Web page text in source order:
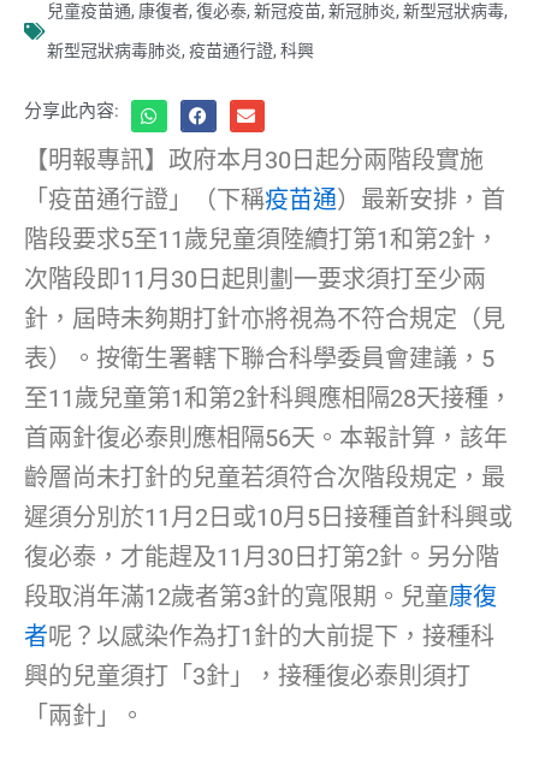
兒童疫苗通, 康復者, 復必泰, 新冠疫苗, 新冠肺炎, 新型冠狀病毒,
新型冠狀病毒肺炎, 疫苗通行證, 科興
分享此內容:
【明報專訊】政府本月30日起分兩階段實施
「疫苗通行證」（下稱疫苗通）最新安排，首
階段要求5至11歲兒童須陸續打第1和第2針，
次階段即11月30日起則劃一要求須打至少兩
針，屆時未夠期打針亦將視為不符合規定（見
表）。按衛生署轄下聯合科學委員會建議，5
至11歲兒童第1和第2針科興應相隔28天接種，
首兩針復必泰則應相隔56天。本報計算，該年
齡層尚未打針的兒童若須符合次階段規定，最
遲須分別於11月2日或10月5日接種首針科興或
復必泰，才能趕及11月30日打第2針。另分階
段取消年滿12歲者第3針的寬限期。兒童康復
者呢？以感染作為打1針的大前提下，接種科
興的兒童須打「3針」，接種復必泰則須打
「兩針」。